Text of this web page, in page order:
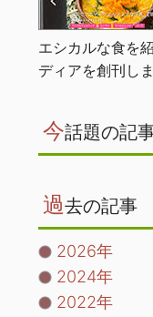
エシカルな食を
ディアを創刊し
今話題の記
過去の記事
2026年
2024年
2022年